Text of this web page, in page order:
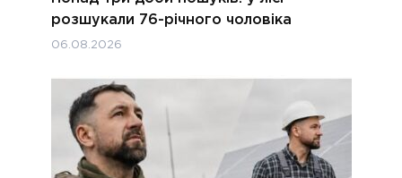
розшукали 76-річного чоловіка
06.08.2026